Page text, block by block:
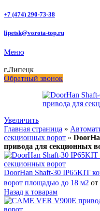
+7 (474) 290-73-38
lipetsk@vorota-top.ru
Меню
г.Липецк
Обратный звонок
Увеличить
Главная страница »
секционных ворот »
привода для секционных
DoorHan Shaft-30 IP65KIT
ворот площадью до 18 м2 от
Назад к товарам